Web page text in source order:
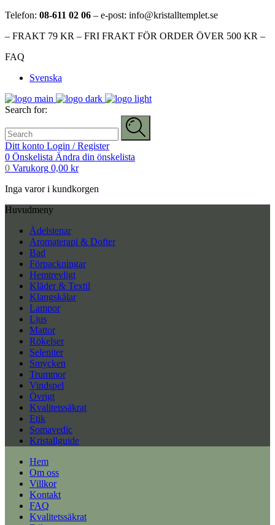
Telefon: 08-611 02 06 – e-post: info@kristalltemplet.se
– FRAKT 79 KR – FRI FRAKT FÖR ORDER ÖVER 500 KR –
FAQ
Svenska
Search for:
Ditt konto Login / Register
0 Önskelista Ändra din önskelista
0 Varukorg 0,00 kr
Inga varor i kundkorgen
Huvudmeny
Ädelstenar
Aromaterapi & Dofter
Bad
Förpackningar
Hemtrevligt
Kläder & Textil
Klangskålar
Lampor
Ljus
Mattor
Rökelser
Seleniter
Smycken
Trummor
Vindspel
Övrigt
Kvalitetssäkrat
Etik
Somavedic
Kristallguide
Hem
Om oss
Villkor
Kontakt
FAQ
Kvalitetssäkrat